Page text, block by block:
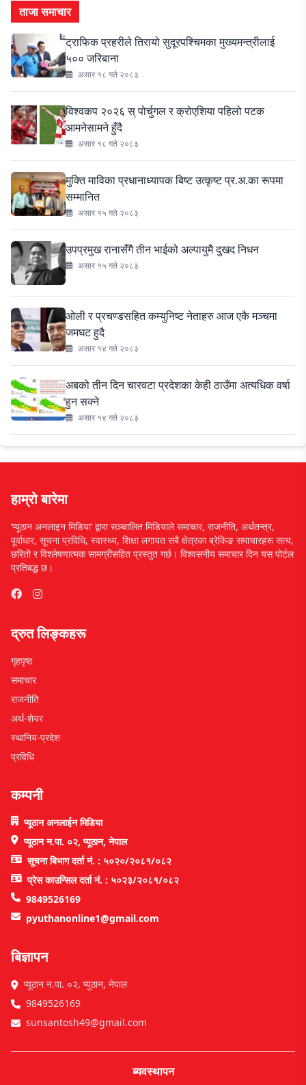
ताजा समाचार
ट्राफिक प्रहरीले तिरायो सुदूरपश्चिमका मुख्यमन्त्रीलाई
५०० जरिबाना
असार १८ गते २०८३
विश्वकप २०२६ स् पोर्चुगल र क्रोएशिया पहिलो पटक
आमनेसामने हुँदै
असार १८ गते २०८३
मुक्ति माविका प्रधानाध्यापक बिष्ट उत्कृष्ट प्र.अ.का रूपमा
सम्मानित
असार १५ गते २०८३
उपप्रमुख रानासँगै तीन भाईको अल्पायुमै दुखद निधन
असार १५ गते २०८३
ओली र प्रचण्डसहित कम्युनिष्ट नेताहरु आज एकै मञ्चमा
जमघट हुदै
असार १४ गते २०८३
अबको तीन दिन चारवटा प्रदेशका केही ठाउँमा अत्यधिक वर्षा
हुन सक्ने
असार १४ गते २०८३
हाम्रो बारेमा
‘प्यूठान अनलाइन मिडिया’ द्वारा सञ्चालित मिडियाले समाचार, राजनीति, अर्थतन्त्र,
पूर्वाधार, सूचना प्रविधि, स्वास्थ्य, शिक्षा लगायत सबै क्षेत्रका ब्रेकिङ समाचारहरू सत्य,
छरितो र विश्लेषणात्मक सामग्रीसहित प्रस्तुत गर्छ। विश्वसनीय समाचार दिन यस पोर्टल
प्रतिबद्ध छ।
द्रुत लिङ्कहरू
गृहपृष्ठ
समाचार
राजनीति
अर्थ-शेयर
स्थानिय-प्रदेश
प्रविधि
कम्पनी
प्यूठान अनलाईन मिडिया
प्यूठान न.पा. ०२, प्यूठान, नेपाल
सूचना बिभाग दर्ता नं. : ५०२०/२०८१/०८२
प्रेस काउन्सिल दर्ता नं. : ५०२३/२०८१/०८२
9849526169
pyuthanonline1@gmail.com
बिज्ञापन
प्यूठान न.पा. ०२, प्युठान, नेपाल
9849526169
sunsantosh49@gmail.com
ब्यवस्थापन